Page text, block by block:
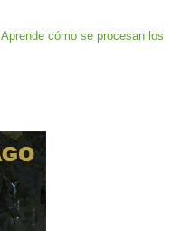
Aprende cómo se procesan los